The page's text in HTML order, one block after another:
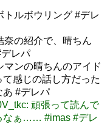
トルボウリング #デレ
奈の紹介で、晴ちん
デレパ
マンの晴ちんのアイド
感じの話し方だった
あ #デレパ
頑張って読んで
なぁ…… #imas #デレ